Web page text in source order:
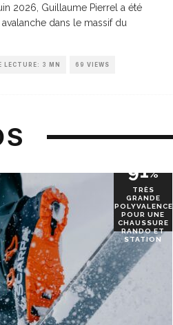
2026, Guillaume Pierrel a été
dans le massif du
LECTURE: 3 MN 69 VIEWS
91%
TRÈS
GRANDE
POLYVALENCE
POUR UNE
CHAUSSURE
RANDO ET
STATION